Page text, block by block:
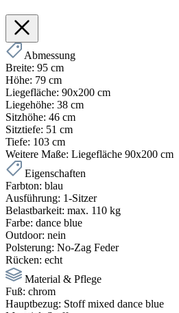
Abmessung
Breite: 95 cm
Höhe: 79 cm
Liegefläche: 90x200 cm
Liegehöhe: 38 cm
Sitzhöhe: 46 cm
Sitztiefe: 51 cm
Tiefe: 103 cm
Weitere Maße: Liegefläche 90x200 cm
Eigenschaften
Farbton: blau
Ausführung: 1-Sitzer
Belastbarkeit: max. 110 kg
Farbe: dance blue
Outdoor: nein
Polsterung: No-Zag Feder
Rücken: echt
Material & Pflege
Fuß: chrom
Hauptbezug: Stoff mixed dance blue